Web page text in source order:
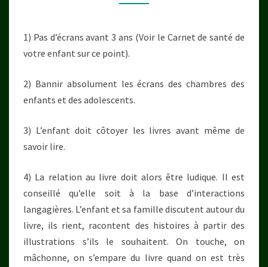
1) Pas d’écrans avant 3 ans (Voir le Carnet de santé de
votre enfant sur ce point).
2) Bannir absolument les écrans des chambres des
enfants et des adolescents.
3) L’enfant doit côtoyer les livres avant même de
savoir lire.
4) La relation au livre doit alors être ludique. Il est
conseillé qu’elle soit à la base d’interactions
langagières. L’enfant et sa famille discutent autour du
livre, ils rient, racontent des histoires à partir des
illustrations s’ils le souhaitent. On touche, on
mâchonne, on s’empare du livre quand on est très